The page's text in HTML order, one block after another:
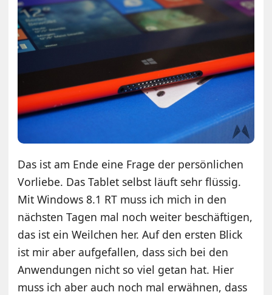
Das ist am Ende eine Frage der persönlichen
Vorliebe. Das Tablet selbst läuft sehr flüssig.
Mit Windows 8.1 RT muss ich mich in den
nächsten Tagen mal noch weiter beschäftigen,
das ist ein Weilchen her. Auf den ersten Blick
ist mir aber aufgefallen, dass sich bei den
Anwendungen nicht so viel getan hat. Hier
muss ich aber auch noch mal erwähnen, dass